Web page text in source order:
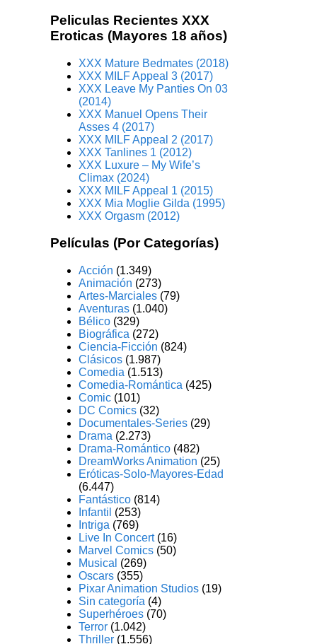
Peliculas Recientes XXX
Eroticas (Mayores 18 años)
XXX Mature Bedmates (2018)
XXX MILF Appeal 3 (2017)
XXX Leave My Panties On 03
(2014)
XXX Manuel Opens Their
Asses 4 (2017)
XXX MILF Appeal 2 (2017)
XXX Tanlines 1 (2012)
XXX Luxure – My Wife’s
Climax (2024)
XXX MILF Appeal 1 (2015)
XXX Mia Moglie Gilda (1995)
XXX Orgasm (2012)
Películas (Por Categorías)
Acción (1.349)
Animación (273)
Artes-Marciales (79)
Aventuras (1.040)
Bélico (329)
Biográfica (272)
Ciencia-Ficción (824)
Clásicos (1.987)
Comedia (1.513)
Comedia-Romántica (425)
Comic (101)
DC Comics (32)
Documentales-Series (29)
Drama (2.273)
Drama-Romántico (482)
DreamWorks Animation (25)
Eróticas-Solo-Mayores-Edad
(6.447)
Fantástico (814)
Infantil (253)
Intriga (769)
Live In Concert(16)
Marvel Comics (50)
Musical (269)
Oscars (355)
Pixar Animation Studios (19)
Sin categoría (4)
Superhéroes (70)
Terror (1.042)
Thriller (1.556)